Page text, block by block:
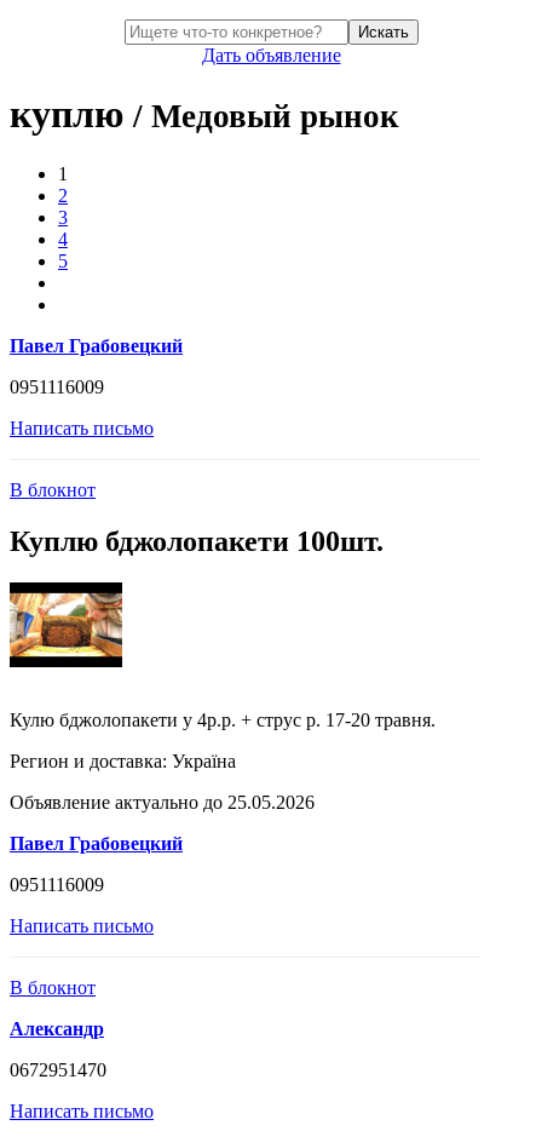
Искать
Дать объявление
куплю/ Медовый рынок
1
2
3
4
5
Павел Грабовецкий
0951116009
Написать письмо
В блокнот
Куплю бджолопакети 100шт.
Кулю бджолопакети у 4р.р. + струс р. 17-20 травня.
Регион и доставка: Україна
Объявление актуально до 25.05.2026
Павел Грабовецкий
0951116009
Написать письмо
В блокнот
Александр
0672951470
Написать письмо